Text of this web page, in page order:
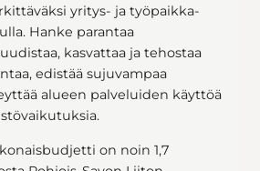
yritys- ja työpaikka-
Hanke parantaa
kasvattaa ja tehostaa
edistää sujuvampaa
alueen palveluiden käyttöä
on noin 1,7